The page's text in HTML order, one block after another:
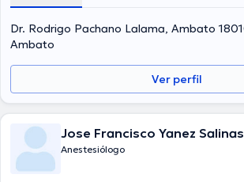
Dr. Rodrigo Pachano Lalama, Ambato
Ambato
Ver perfil
Jose Francisco Yanez Salinas
Anestesiólogo